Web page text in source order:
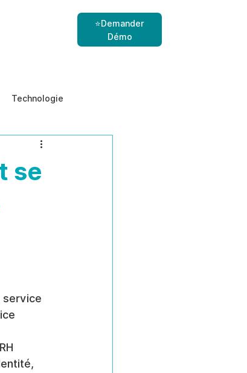
⭐Demander
Démo
Technologie
menaces internes
se
service